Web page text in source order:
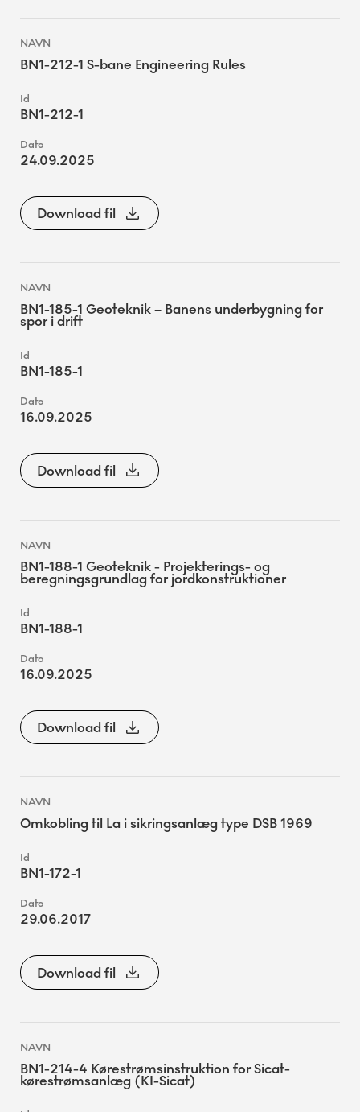
BN1-212-1 S-bane Engineering Rules
BN1-212-1
24.09.2025
Download fil
BN1-185-1 Geoteknik – Banens underbygning for
spor i drift
BN1-185-1
16.09.2025
Download fil
BN1-188-1 Geoteknik - Projekterings- og
beregningsgrundlag for jordkonstruktioner
BN1-188-1
16.09.2025
Download fil
Omkobling til La i sikringsanlæg type DSB 1969
BN1-172-1
29.06.2017
Download fil
BN1-214-4 Kørestrømsinstruktion for Sicat-
kørestrømsanlæg (KI-Sicat)